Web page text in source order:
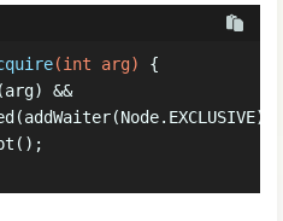
(int arg)
{
&&